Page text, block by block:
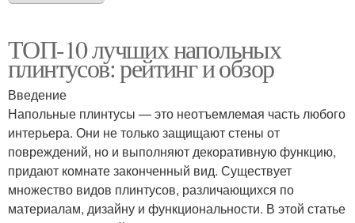
ТОП-10 лучших напольных
плинтусов: рейтинг и обзор
Введение
Напольные плинтусы — это неотъемлемая часть любого
интерьера. Они не только защищают стены от
повреждений, но и выполняют декоративную функцию,
придают комнате законченный вид. Существует
множество видов плинтусов, различающихся по
материалам, дизайну и функциональности. В этой статье